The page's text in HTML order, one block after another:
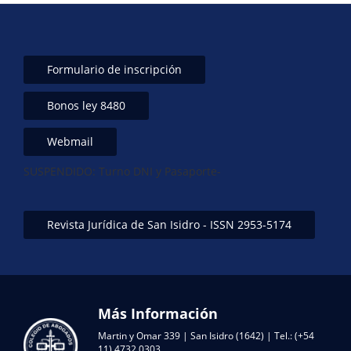
Formulario de inscripción
Bonos ley 8480
Webmail
SUSPENDIDO: Turno DNI y Pasaporte-
Revista Jurídica de San Isidro - ISSN 2953-5174
Más Información
Martin y Omar 339 | San Isidro (1642) | Tel.: (+54